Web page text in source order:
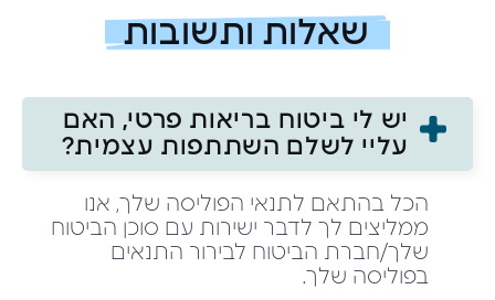
שאלות ותשובות
יש לי ביטוח בריאות פרטי, האם
עליי לשלם השתתפות עצמית?
הכל בהתאם לתנאי הפוליסה שלך, אנו
ממליצים לך לדבר ישירות עם סוכן הביטוח
שלך/חברת הביטוח לבירור התנאים
בפוליסה שלך.